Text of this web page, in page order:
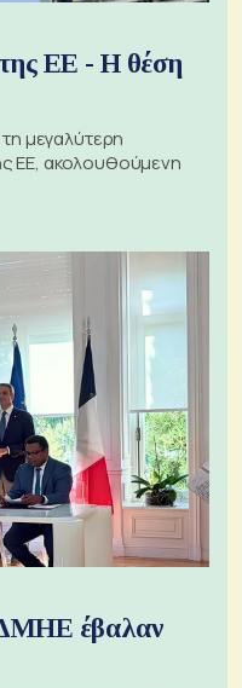
ΕΕ - Η θέση
μεγαλύτερη
ΕΕ, ακολουθούμενη
έβαλαν